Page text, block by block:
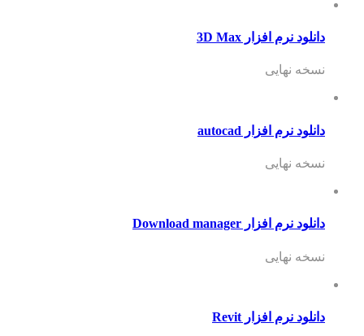
دانلود نرم افزار 3D Max
نسخه نهایی
دانلود نرم افزار autocad
نسخه نهایی
دانلود نرم افزار Download manager
نسخه نهایی
دانلود نرم افزار Revit